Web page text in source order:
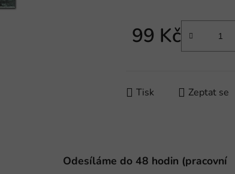
99 Kč
Měrná cena:
Tisk Zeptat se
Odesíláme do 48 hodin (pracovní